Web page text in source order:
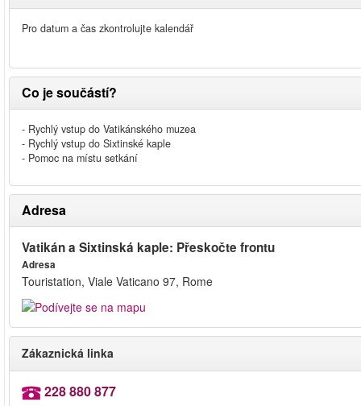
Pro datum a čas zkontrolujte kalendář
Co je součástí?
- Rychlý vstup do Vatikánského muzea
- Rychlý vstup do Sixtinské kaple
- Pomoc na místu setkání
Adresa
Vatikán a Sixtinská kaple: Přeskočte frontu
Adresa
Touristation, Viale Vaticano 97, Rome
Zákaznická linka
228 880 877